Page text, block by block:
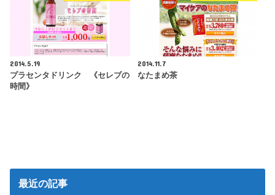
2014.5.19
プラセンタドリンク 《セレブの
時間》
2014.11.7
なたまめ茶
最近の記事